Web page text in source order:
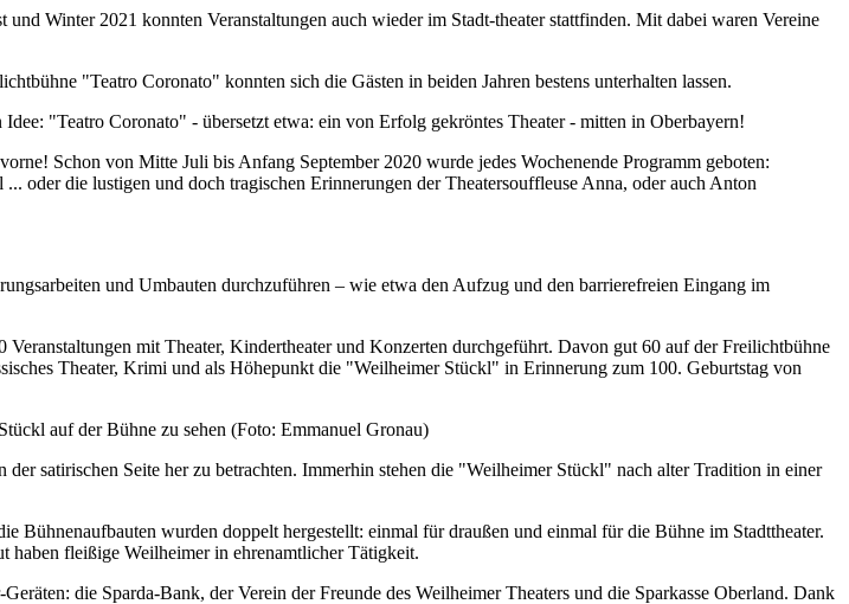
Winter 2021 konnten Veranstaltungen auch wieder im Stadt-theater stattfinden. Mit dabei waren Vereine
"Teatro Coronato" konnten sich die Gästen in beiden Jahren bestens unterhalten lassen.
"Teatro Coronato" - übersetzt etwa: ein von Erfolg gekröntes Theater - mitten in Oberbayern!
Schon von Mitte Juli bis Anfang September 2020 wurde jedes Wochenende Programm geboten:
die lustigen und doch tragischen Erinnerungen der Theatersouffleuse Anna, oder auch Anton
und Umbauten durchzuführen – wie etwa den Aufzug und den barrierefreien Eingang im
mit Theater, Kindertheater und Konzerten durchgeführt. Davon gut 60 auf der Freilichtbühne
Theater, Krimi und als Höhepunkt die "Weilheimer Stückl" in Erinnerung zum 100. Geburtstag von
auf der Bühne zu sehen (Foto: Emmanuel Gronau)
satirischen Seite her zu betrachten. Immerhin stehen die "Weilheimer Stückl" nach alter Tradition in einer
Bühnenaufbauten wurden doppelt hergestellt: einmal für draußen und einmal für die Bühne im Stadttheater.
haben fleißige Weilheimer in ehrenamtlicher Tätigkeit.
die Sparda-Bank, der Verein der Freunde des Weilheimer Theaters und die Sparkasse Oberland. Dank